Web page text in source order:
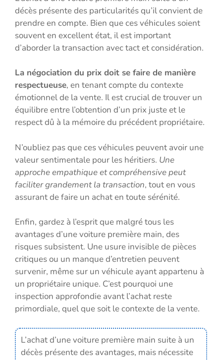
décès présente des particularités qu’il convient de
prendre en compte. Bien que ces véhicules soient
souvent en excellent état, il est important
d’aborder la transaction avec tact et considération.
La négociation du prix doit se faire de manière
respectueuse, en tenant compte du contexte
émotionnel de la vente. Il est crucial de trouver un
équilibre entre l’obtention d’un prix juste et le
respect dû à la mémoire du précédent propriétaire.
N’oubliez pas que ces véhicules peuvent avoir une
valeur sentimentale pour les héritiers. Une
approche empathique et compréhensive peut
faciliter grandement la transaction, tout en vous
assurant de faire un achat en toute sérénité.
Enfin, gardez à l’esprit que malgré tous les
avantages d’une voiture première main, des
risques subsistent. Une usure invisible de pièces
critiques ou un manque d’entretien peuvent
survenir, même sur un véhicule ayant appartenu à
un propriétaire unique. C’est pourquoi une
inspection approfondie avant l’achat reste
primordiale, quel que soit le contexte de la vente.
L’achat d’une voiture première main suite à un
décès présente des avantages, mais nécessite